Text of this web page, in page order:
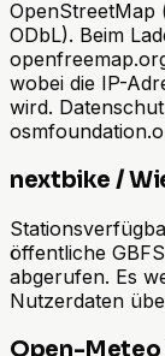
ODbL). Beim
wobei die IP-
wird.
nextbike /
öffentliche
abgerufen. Es
Nutzerdaten
Open-